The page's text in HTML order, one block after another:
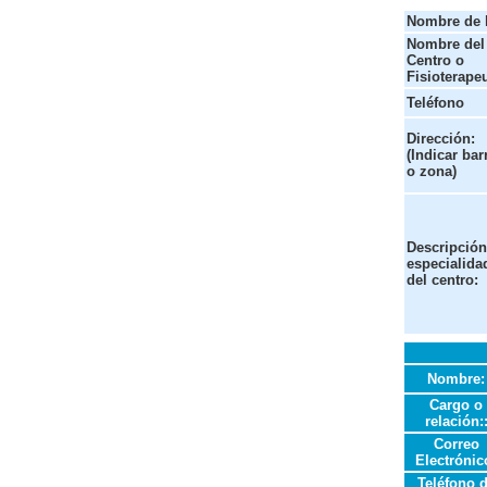
Nombre
Nombre del
Centro o
Teléfono
Dirección:
(Indicar
o zona)
del centro:
Nombre:
Cargo o
relación::
Correo
Teléfono